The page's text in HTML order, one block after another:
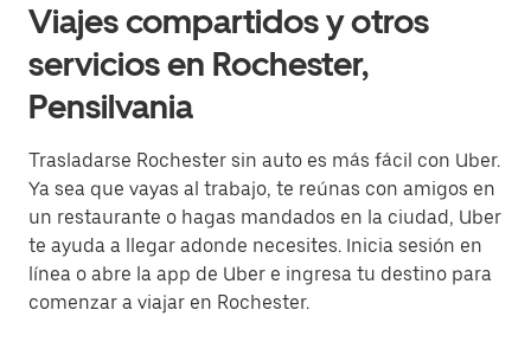
Viajes compartidos y otros
servicios en Rochester,
Pensilvania
Trasladarse Rochester sin auto es más fácil con Uber.
Ya sea que vayas al trabajo, te reúnas con amigos en
un restaurante o hagas mandados en la ciudad, Uber
te ayuda a llegar adonde necesites. Inicia sesión en
línea o abre la app de Uber e ingresa tu destino para
comenzar a viajar en Rochester.